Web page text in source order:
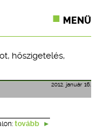
MENÜ
, hőszigetelés,
2012. január 16.
tovább